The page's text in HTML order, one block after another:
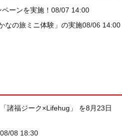
ーンを実施！ 08/07 14:00
なの旅ミニ体験」の実施08/06 14:00
諸福ジーク×Lifehug」 を8月23日
08/08 18:30